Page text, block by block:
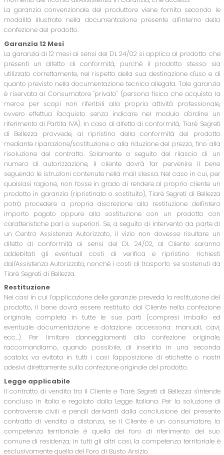
La garanzia convenzionale del produttore viene fornita secondo le
modalità illustrate nella documentazione presente all'interno della
confezione del prodotto.
Garanzia 12 Mesi
La garanzia di 12 mesi ai sensi del DL 24/02 si applica al prodotto che
presenti un difetto di conformità, purché il prodotto stesso sia
utilizzato correttamente, nel rispetto della sua destinazione d'uso e di
quanto previsto nella documentazione tecnica allegata. Tale garanzia
è riservata al Consumatore "privato" (persona fisica che acquista la
merce per scopi non riferibili alla propria attività professionale,
ovvero effettua l'acquisto senza indicare nel modulo d'ordine un
riferimento di Partita IVA). In caso di difetto di conformità, Tiarè Segreti
di Bellezza provvede, al ripristino della conformità del prodotto
mediante riparazione/sostituzione o alla riduzione del prezzo, fino alla
risoluzione del contratto. Solamente a seguito del rilascio di un
numero di autorizzazione, il cliente dovrà far pervenire il bene
seguendo le istruzioni contenute nella mail stessa. Nel caso in cui, per
qualsiasi ragione, non fosse in grado di rendere al proprio cliente un
prodotto in garanzia (ripristinato o sostituito), Tiarè Segreti di Bellezza
potrà procedere a propria discrezione alla restituzione dell'intero
importo pagato oppure alla sostituzione con un prodotto con
caratteristiche pari o superiori. Se, a seguito di intervento da parte di
un Centro Assistenza Autorizzato, il vizio non dovesse risultare un
difetto di conformità ai sensi del DL 24/02, al Cliente saranno
addebitati gli eventuali costi di verifica e ripristino richiesti
dall'Assistenza Autorizzata, nonché i costi di trasporto se sostenuti da
Tiarè Segreti di Bellezza.
Restituzione
Nei casi in cui l'applicazione delle garanzie preveda la restituzione del
prodotto, il bene dovrà essere restituito dal Cliente nella confezione
originale, completa in tutte le sue parti (compresi imballo ed
eventuale documentazione e dotazione accessoria: manuali, cavi,
ecc...). Per limitare danneggiamenti alla confezione originale,
raccomandiamo, quando possibile, di inserirla in una seconda
scatola; va evitata in tutti i casi l'apposizione di etichette o nastri
adesivi direttamente sulla confezione originale del prodotto.
Legge applicabile
Il contratto di vendita tra il Cliente e Tiarè Segreti di Bellezza s'intende
concluso in Italia e regolato dalla Legge Italiana. Per la soluzione di
controversie civili e penali derivanti dalla conclusione del presente
contratto di vendita a distanza, se il Cliente è un consumatore, la
competenza territoriale è quella del foro di riferimento del suo
comune di residenza; in tutti gli altri casi, la competenza territoriale è
esclusivamente quella del Foro di Busto Arsizio.